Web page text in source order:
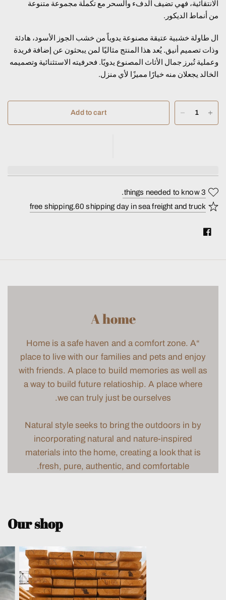
الانتقائية، فهي تضيف الدفء والسحر مع تكملة مجموعة متنوعة
من أنماط الديكور.
ال طاولة خشبية عتيقة مصنوعة يدوياً من خشب الجوز الأسود، هادئة
وذات تصميم أنيق. يُعد هذا المنتج مثاليًا لمن يبحثون عن إضافة فريدة
وعملية تُبرز جمال الأثاث المصنوع يدويًا. فحرفيته الاستثنائية وتصميمه
الخالد يجعلان منه خيارًا مميزًا لأي منزل.
Add to cart
3 things needed to know.
free shipping.60 shipping day in sea freight and truck
A home
“Home is a safe haven and a comfort zone. A
place to live with our families and pets and enjoy
with friends. A place to build memories as well as
a way to build future relatioship. A place where
we can truly just be ourselves.
Natural style seeks to bring the outdoors in by
incorporating natural and nature-inspired
materials into the home, creating a look that is
fresh, pure, authentic, and comfortable.
Our shop